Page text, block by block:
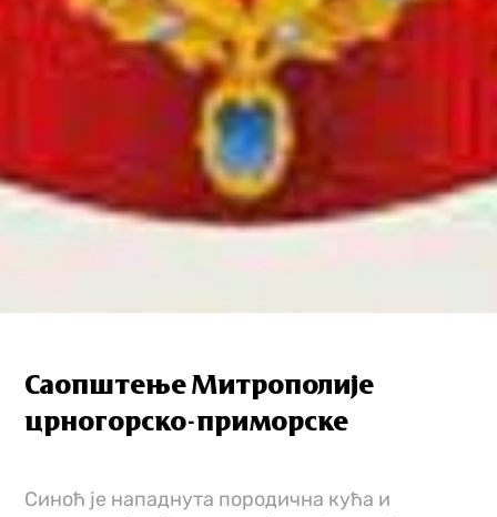
Саопштење Митрополије
црногорско-приморске
Синоћ је нападнута породична кућа и